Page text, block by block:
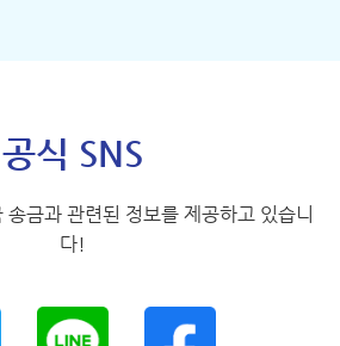
공식 SNS
금과 관련된 정보를 제공하고 있습니
다!